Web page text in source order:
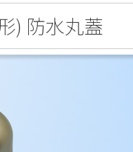
) 防水丸蓋